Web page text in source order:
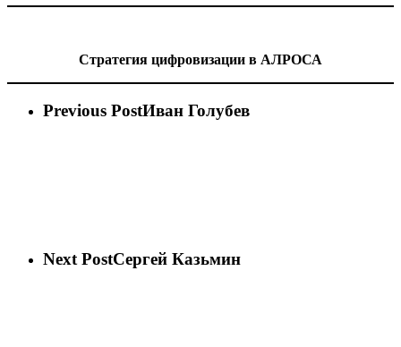
Стратегия цифровизации в АЛРОСА
Previous PostИван Голубев
Next PostСергей Казьмин